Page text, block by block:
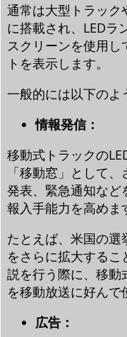
通常は大型トラック
に搭載され、LEDラ
スクリーンを使用
トを表示します。
一般的には以下のよ
情報発信：
移動式トラックの
「移動窓」として
発表、緊急通知など
報入手能力を高めま
たとえば、米国の選
をさらに拡大する
説を行う際に、移動
を移動放送に好んで
広告：